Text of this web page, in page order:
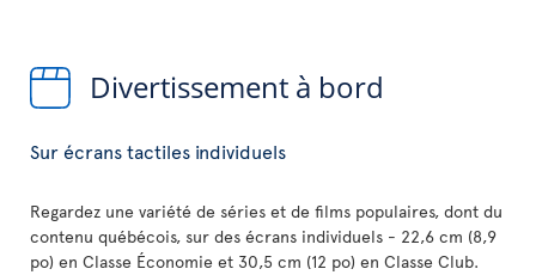
Divertissement à bord
Sur écrans tactiles individuels
Regardez une variété de séries et de films populaires, dont du
contenu québécois, sur des écrans individuels - 22,6 cm (8,9
po) en Classe Économie et 30,5 cm (12 po) en Classe Club.